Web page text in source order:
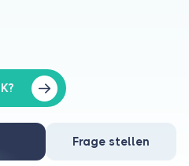
Frage stellen